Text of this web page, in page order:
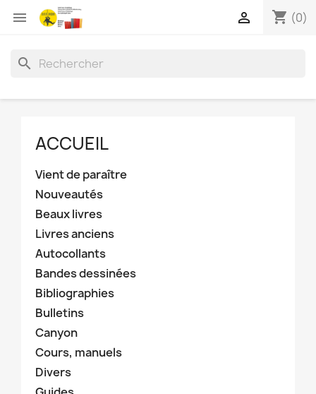
 shopping_cart (0)

search
ACCUEIL
Vient de paraître
Nouveautés
Beaux livres
Livres anciens
Autocollants
Bandes dessinées
Bibliographies
Bulletins
Canyon
Cours, manuels
Divers